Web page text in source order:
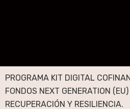
PROGRAMA KIT DIGITAL
FONDOS NEXT GENERATION
RECUPERACIÓN Y RESILIENCIA.